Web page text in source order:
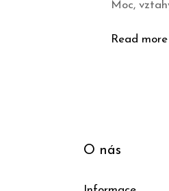
Moc,
Read more
O nás